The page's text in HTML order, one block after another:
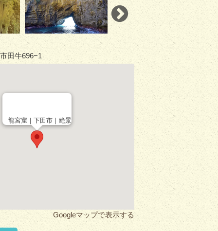
田牛696−1
龍宮窟｜下田市｜絶景
Googleマップで表示する